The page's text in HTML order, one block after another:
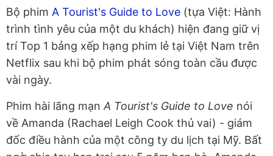
Bộ phim A Tourist's Guide to Love (tựa Việt: Hành
trình tình yêu của một du khách) hiện đang giữ vị
trí Top 1 bảng xếp hạng phim lẻ tại Việt Nam trên
Netflix sau khi bộ phim phát sóng toàn cầu được
vài ngày.
Phim hài lãng mạnA Tourist's Guide to Love nói
về Amanda (Rachael Leigh Cook thủ vai) - giám
đốc điều hành của một công ty du lịch tại Mỹ. Bất